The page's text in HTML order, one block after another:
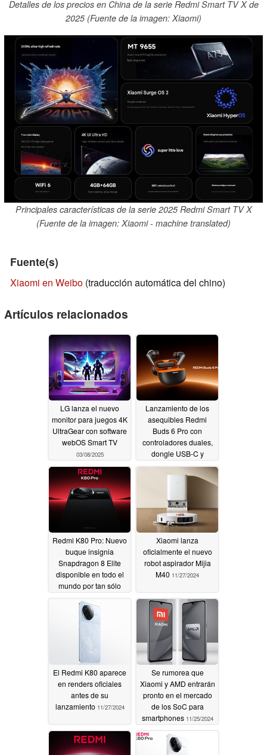
Detalles de los precios en China de la serie Redmi Smart TV X de
2025 (Fuente de la imagen: Xiaomi)
Principales características de la serie 2025 Redmi Smart TV X
(Fuente de la imagen: Xiaomi - machine translated)
Fuente(s)
Xiaomi en Weibo (traducción automática del chino)
Artículos relacionados
LG lanza el nuevo
monitor para juegos 4K
UltraGear con software
webOS Smart TV
03/08/2025
Lanzamiento de los
asequibles Redmi
Buds 6 Pro con
controladores duales,
dongle USB-C y
códecs HiFi11/29/2024
Redmi K80 Pro: Nuevo
buque insignia
Snapdragon 8 Elite
disponible en todo el
mundo por tan sólo
importación11/29/2024
Xiaomi lanza
oficialmente el nuevo
robot aspirador Mijia
M40 11/27/2024
El Redmi K80 aparece
en renders oficiales
antes de su
lanzamiento 11/27/2024
Se rumorea que
Xiaomi y AMD entrarán
pronto en el mercado
de los SoC para
smartphones 11/25/2024